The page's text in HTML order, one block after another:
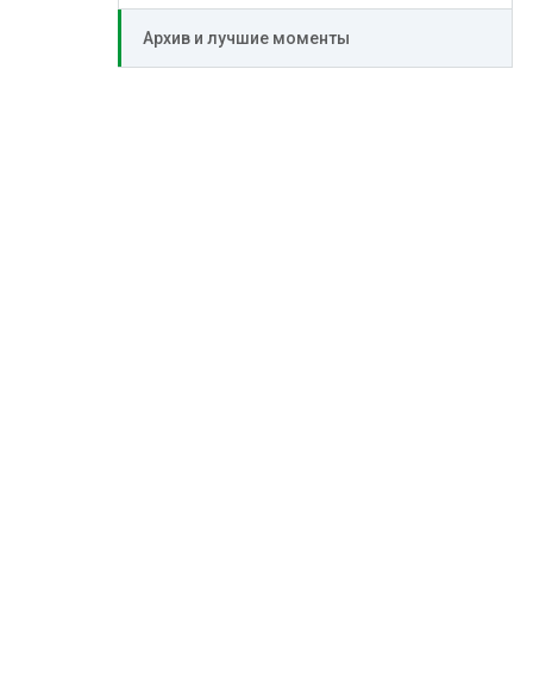
Архив и лучшие моменты